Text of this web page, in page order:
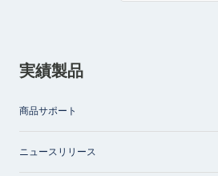
実績製品
商品サポート
ニュースリリース